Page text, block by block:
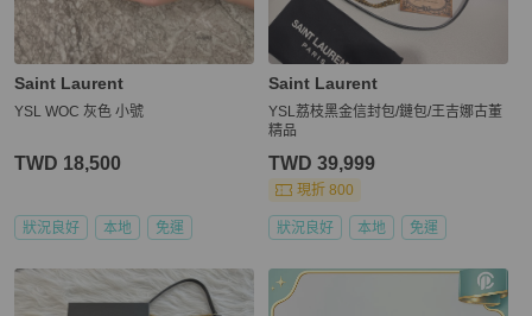
Saint Laurent
YSL WOC 灰色 小號
TWD 18,500
狀況良好 本地 免運
Saint Laurent
YSL荔枝黑金信封包/鏈包/王吉娜古董
精品
TWD 39,999
現折 800
狀況良好 本地 免運